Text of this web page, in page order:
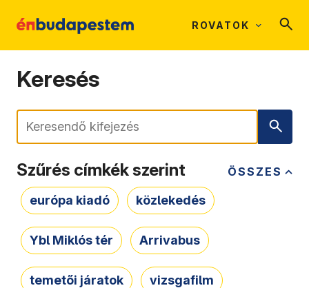
ROVATOK
Keresés
Keresés
ÖSSZES
Szűrés címkék szerint
európa kiadó közlekedés
Ybl Miklós tér Arrivabus
temetői járatok vizsgafilm